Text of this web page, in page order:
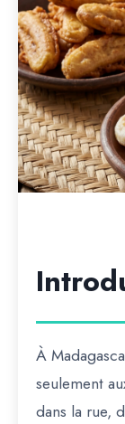
À
seulement
dans la rue,